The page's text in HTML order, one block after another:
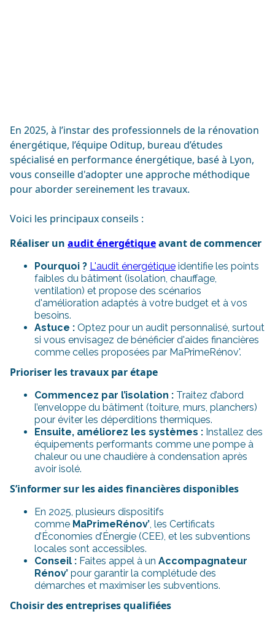
En 2025, à l’instar des professionnels de la rénovation
énergétique, l’équipe Oditup, bureau d’études
spécialisé en performance énergétique, basé à Lyon,
vous conseille d'adopter une approche méthodique
pour aborder sereinement les travaux.
Voici les principaux conseils :
Réaliser un audit énergétiqueavant de commencer
Pourquoi ? L'audit énergétique identifie les points
faibles du bâtiment (isolation, chauffage,
ventilation) et propose des scénarios
d'amélioration adaptés à votre budget et à vos
besoins.
Astuce : Optez pour un audit personnalisé, surtout
si vous envisagez de bénéficier d'aides financières
comme celles proposées par MaPrimeRénov'.
Prioriser les travaux par étape
Commencez par l’isolation : Traitez d’abord
l’enveloppe du bâtiment (toiture, murs, planchers)
pour éviter les déperditions thermiques.
Ensuite, améliorez les systèmes : Installez des
équipements performants comme une pompe à
chaleur ou une chaudière à condensation après
avoir isolé.
S’informer sur les aides financières disponibles
En 2025, plusieurs dispositifs
comme MaPrimeRénov’, les Certificats
d’Économies d’Énergie (CEE), et les subventions
locales sont accessibles.
Conseil : Faites appel à un Accompagnateur
Rénov’ pour garantir la complétude des
démarches et maximiser les subventions.
Choisir des entreprises qualifiées